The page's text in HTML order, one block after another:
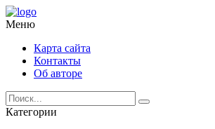
Меню
Карта сайта
Контакты
Об авторе
Категории